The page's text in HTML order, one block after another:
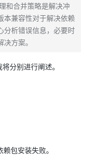
和合并策略是解决冲
本兼容性对于解决依赖
分析错误信息，必要时
方案。
分别进行阐述。
包安装失败。